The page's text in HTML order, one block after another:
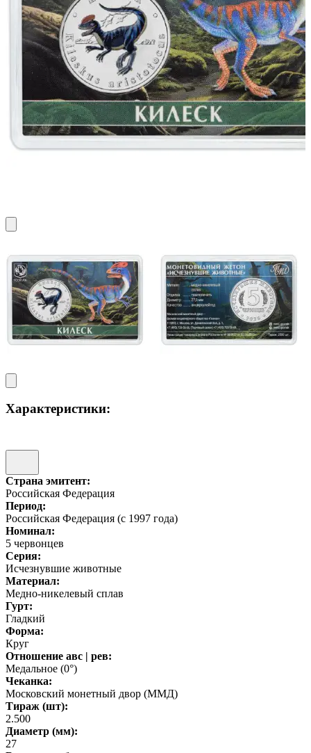
Характеристики:
Страна эмитент:
Российская Федерация
Период:
Российская Федерация (с 1997 года)
Номинал:
5 червонцев
Серия:
Исчезнувшие животные
Материал:
Медно-никелевый сплав
Гурт:
Гладкий
Форма:
Круг
Отношение авс | рев:
Медальное (0°)
Чеканка:
Московский монетный двор (ММД)
Тираж (шт):
2.500
Диаметр (мм):
27